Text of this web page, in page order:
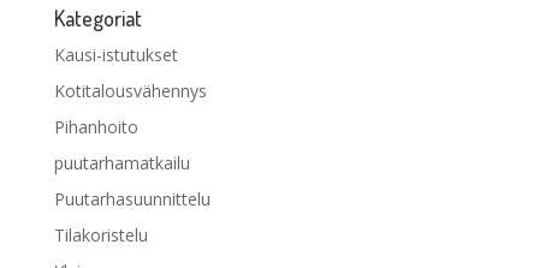
Kategoriat
Kausi-istutukset
Kotitalousvähennys
Pihanhoito
puutarhamatkailu
Puutarhasuunnittelu
Tilakoristelu